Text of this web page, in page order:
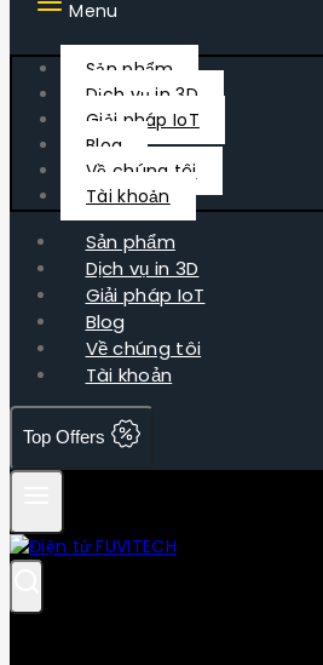
Menu
Sản phẩm
Dịch vụ in 3D
Giải pháp IoT
Blog
Về chúng tôi
Tài khoản
Sản phẩm
Dịch vụ in 3D
Giải pháp IoT
Blog
Về chúng tôi
Tài khoản
Top Offers